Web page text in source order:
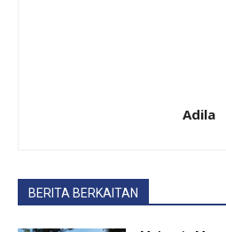
Adila
BERITA BERKAITAN